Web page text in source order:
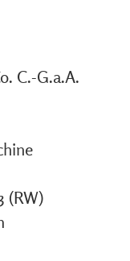
C.-G.a.A.
(RW)